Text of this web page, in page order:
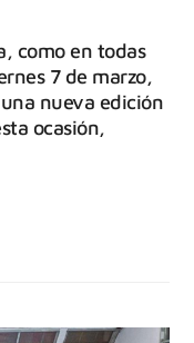
como en todas
7 de marzo,
nueva edición
ocasión,